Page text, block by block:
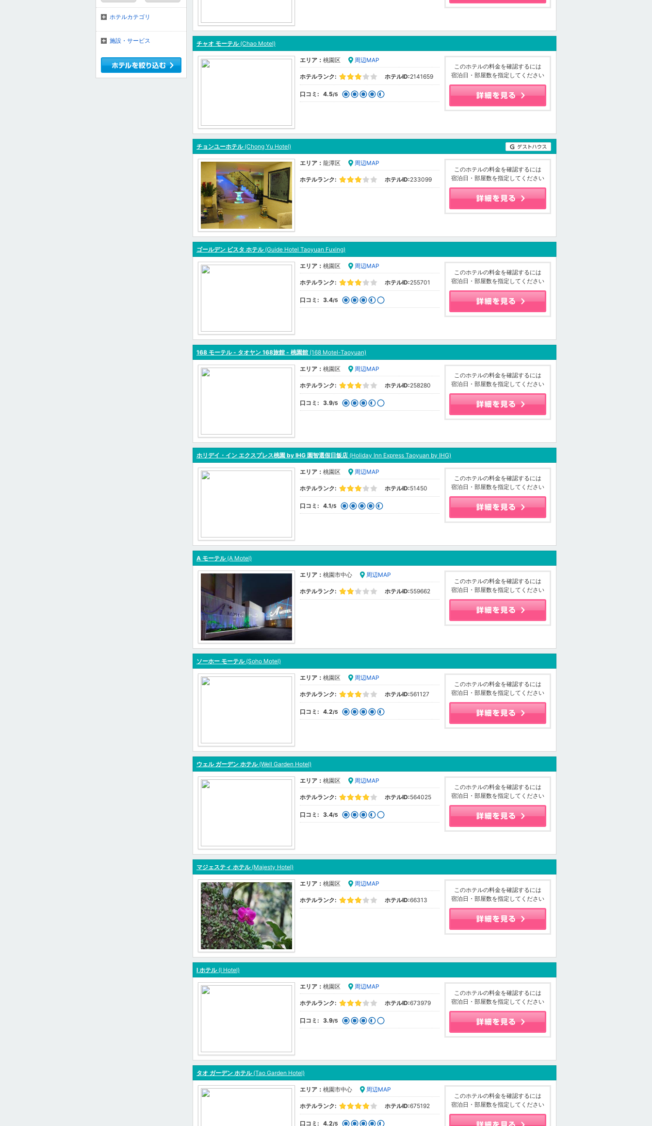
チャオ モーテル(Chao Motel)
エリア： 桃園区 周辺MAP
ホテルランク: ホテルID:2141659
口コミ: 4.5/5
このホテルの料金を確認するには
宿泊日・部屋数を指定してください
チョンユーホテル(Chong Yu Hotel)
エリア： 龍潭区 周辺MAP
ホテルランク: ホテルID:233099
このホテルの料金を確認するには
宿泊日・部屋数を指定してください
ゴールデン ビスタ ホテル(Guide Hotel Taoyuan Fuxing)
エリア： 桃園区 周辺MAP
ホテルランク: ホテルID:255701
口コミ: 3.4/5
このホテルの料金を確認するには
宿泊日・部屋数を指定してください
168 モーテル - タオヤン 168旅館 - 桃園館 (168 Motel-Taoyuan)
エリア： 桃園区 周辺MAP
ホテルランク: ホテルID:258280
口コミ: 3.9/5
このホテルの料金を確認するには
宿泊日・部屋数を指定してください
ホリデイ・イン エクスプレス桃園 by IHG 園智選假日飯店 (Holiday Inn Express Taoyuan by IHG)
エリア： 桃園区 周辺MAP
ホテルランク: ホテルID:51450
口コミ: 4.1/5
このホテルの料金を確認するには
宿泊日・部屋数を指定してください
A モーテル(A Motel)
エリア： 桃園市中心 周辺MAP
ホテルランク: ホテルID:559662
このホテルの料金を確認するには
宿泊日・部屋数を指定してください
ソーホー モーテル(Soho Motel)
エリア： 桃園区 周辺MAP
ホテルランク: ホテルID:561127
口コミ: 4.2/5
このホテルの料金を確認するには
宿泊日・部屋数を指定してください
ウェル ガーデン ホテル(Well Garden Hotel)
エリア： 桃園区 周辺MAP
ホテルランク: ホテルID:564025
口コミ: 3.4/5
このホテルの料金を確認するには
宿泊日・部屋数を指定してください
マジェスティ ホテル(Majesty Hotel)
エリア： 桃園区 周辺MAP
ホテルランク: ホテルID:66313
このホテルの料金を確認するには
宿泊日・部屋数を指定してください
I ホテル(I Hotel)
エリア： 桃園区 周辺MAP
ホテルランク: ホテルID:673979
口コミ: 3.9/5
このホテルの料金を確認するには
宿泊日・部屋数を指定してください
タオ ガーデン ホテル(Tao Garden Hotel)
エリア： 桃園市中心 周辺MAP
ホテルランク: ホテルID:675192
口コミ: 4.2/5
このホテルの料金を確認するには
宿泊日・部屋数を指定してください
ホテルカテゴリ
施設・サービス